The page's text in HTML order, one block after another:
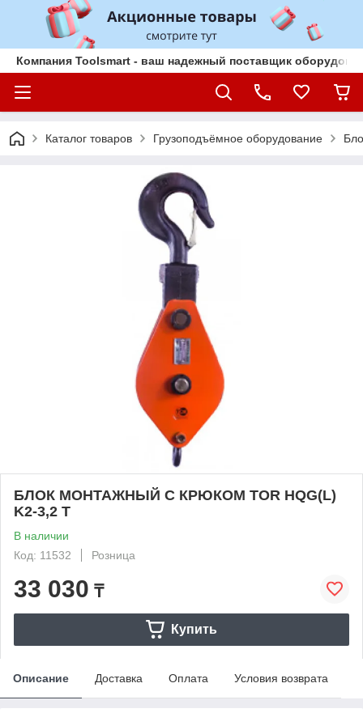
Компания Toolsmart - ваш надежный поставщик
Каталог товаров Грузоподъёмное оборудование
БЛОК МОНТАЖНЫЙ С КРЮКОМ TOR HQG(L)
K2-3,2 Т
В наличии
Код: 11532
Розница
33 030 ₸
Купить
Описание Доставка Оплата Условия возврата